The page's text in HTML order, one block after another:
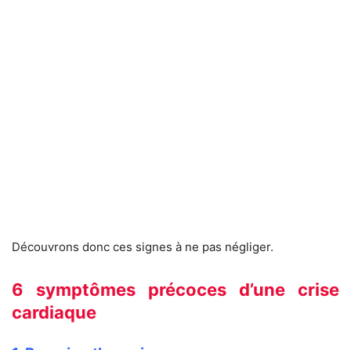
Découvrons donc ces signes à ne pas négliger.
6 symptômes précoces d’une crise
cardiaque